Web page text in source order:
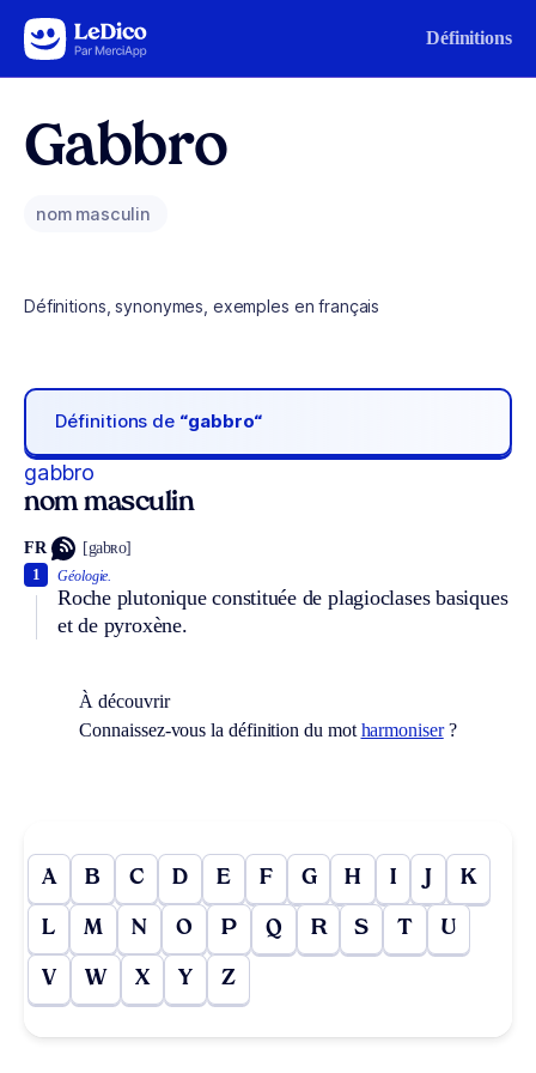
Aller au contenu Définitions
Gabbro
nom masculin
Définitions, synonymes, exemples en français
Définitions de “gabbro“
gabbro
nom masculin
FR [gabʀo]
Géologie.
Roche plutonique constituée de plagioclases basiques
et de pyroxène.
1
À découvrir
Connaissez-vous la définition du mot harmoniser?
A B C D E F G H I J K
L M N O P Q R S T U
V W X Y Z